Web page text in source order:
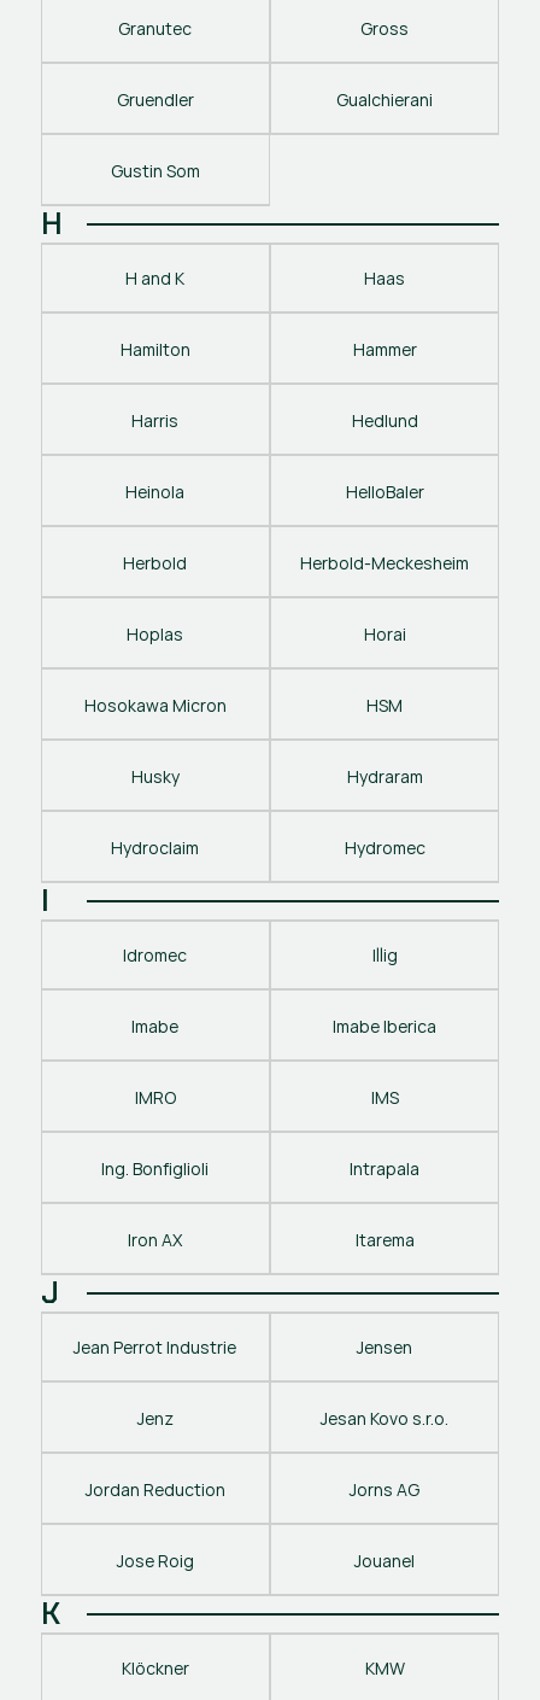
Granutec Gross
Gruendler Gualchierani
Gustin Som
H
H and K Haas
Hamilton Hammer
Harris Hedlund
Heinola HelloBaler
Herbold Herbold-Meckesheim
Hoplas Horai
Hosokawa Micron HSM
Husky Hydraram
Hydroclaim Hydromec
I
Idromec Illig
Imabe Imabe Iberica
IMRO IMS
Ing. Bonfiglioli Intrapala
Iron AX Itarema
J
Jean Perrot Industrie Jensen
Jenz Jesan Kovo s.r.o.
Jordan Reduction Jorns AG
Jose Roig Jouanel
K
Klöckner KMW